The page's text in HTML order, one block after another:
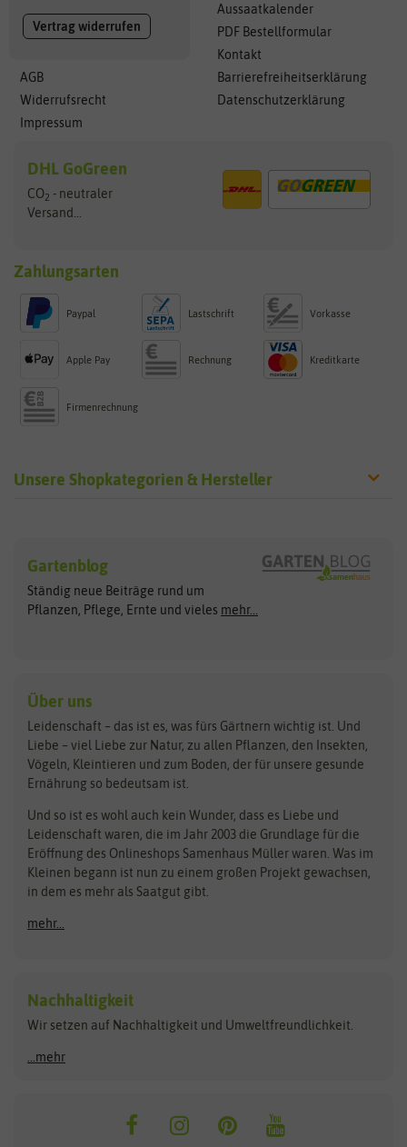
Vertrag widerrufen
AGB
Widerrufsrecht
Impressum
Aussaatkalender
PDF Bestellformular
Kontakt
Barrierefreiheitserklärung
Datenschutzerklärung
DHL GoGreen
CO2 - neutraler
Versand...
Zahlungsarten
Paypal Lastschrift Vorkasse
Apple Pay Rechnung Kreditkarte
Firmenrechnung
Unsere Shopkategorien & Hersteller
Exotische Samen
Gemüsesamen
Gründünger
Kräutersamen
Obstsamen
Pilzbrut
Rasensamen
Steckzwiebeln
Zimmer & Kübelpflanzen
Kataloge
Schnäppchen
Anzucht & Gartenzubehör
Anzuchtschalen
Heizmatte & Heizkabel
Kokos-Quelltabletten
Zimmergewächshaus
Arche Noah
ASB Greenworld
Benary
Bingenheimer Saatgut
Bionana
BIOWOL
Blumicorn
Bûten Birds
Carl Pabst
Clever Pots
COMPO
Dürr-Samen
Feldsaaten Freudenberger
Fertil
Flora Elite
Florissa
Flortis
Franchi Sementi
Hortitops
JUB Holland
Gartenblog
Ständig neue Beiträge rund um
Pflanzen, Pflege, Ernte und vieles mehr...
Über uns
Leidenschaft – das ist es, was fürs Gärtnern wichtig ist. Und
Liebe – viel Liebe zur Natur, zu allen Pflanzen, den Insekten,
Vögeln, Kleintieren und zum Boden, der für unsere gesunde
Ernährung so bedeutsam ist.
Und so ist es wohl auch kein Wunder, dass es Liebe und
Leidenschaft waren, die im Jahr 2003 die Grundlage für die
Eröffnung des Onlineshops Samenhaus Müller waren. Was im
Kleinen begann ist nun zu einem großen Projekt gewachsen,
in dem es mehr als Saatgut gibt.
mehr...
Nachhaltigkeit
Wir setzen auf Nachhaltigkeit und Umweltfreundlichkeit.
...mehr